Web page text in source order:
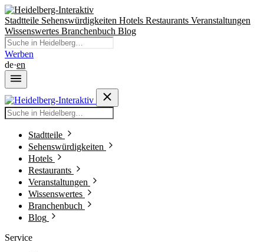
Stadtteile Sehenswürdigkeiten Hotels Restaurants Veranstaltungen
Wissenswertes Branchenbuch Blog
Werben
de·en
Stadtteile
Sehenswürdigkeiten
Hotels
Restaurants
Veranstaltungen
Wissenswertes
Branchenbuch
Blog
Service